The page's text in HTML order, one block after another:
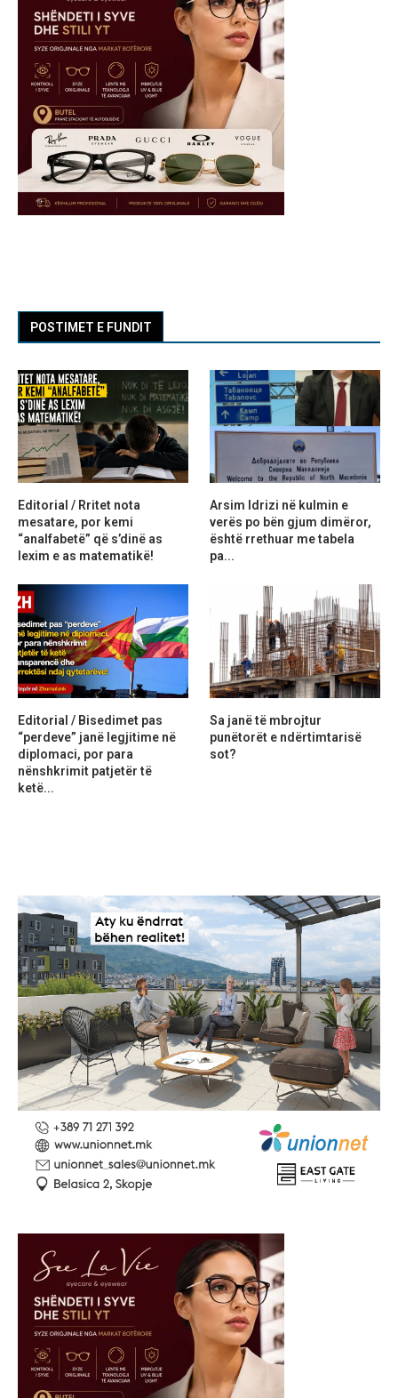
POSTIMET E FUNDIT
Editorial / Rritet nota
mesatare, por kemi
“analfabetë” që s’dinë as
lexim e as matematikë!
Arsim Idrizi në kulmin e
verës po bën gjum dimëror,
është rrethuar me tabela
pa...
Editorial / Bisedimet pas
“perdeve” janë legjitime në
diplomaci, por para
nënshkrimit patjetër të
ketë...
Sa janë të mbrojtur
punëtorët e ndërtimtarisë
sot?